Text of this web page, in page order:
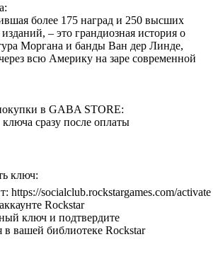
более 175 наград и 250 высших
– это грандиозная история о
Моргана и банды Ван дер Линде,
всю Америку на заре современной
в GABA STORE:
сразу после оплаты
ключ:
https://socialclub.rockstargames.com/activate
Rockstar
ключ и подтвердите
в вашей библиотеке Rockstar